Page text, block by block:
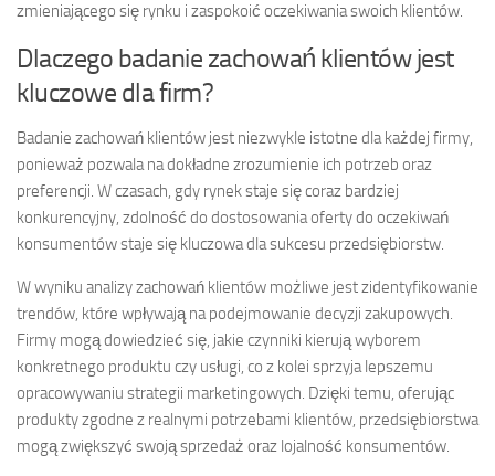
zmieniającego się rynku i zaspokoić oczekiwania swoich klientów.
Dlaczego badanie zachowań klientów jest
kluczowe dla firm?
Badanie zachowań klientów jest niezwykle istotne dla każdej firmy,
ponieważ pozwala na dokładne zrozumienie ich potrzeb oraz
preferencji. W czasach, gdy rynek staje się coraz bardziej
konkurencyjny, zdolność do dostosowania oferty do oczekiwań
konsumentów staje się kluczowa dla sukcesu przedsiębiorstw.
W wyniku analizy zachowań klientów możliwe jest zidentyfikowanie
trendów, które wpływają na podejmowanie decyzji zakupowych.
Firmy mogą dowiedzieć się, jakie czynniki kierują wyborem
konkretnego produktu czy usługi, co z kolei sprzyja lepszemu
opracowywaniu strategii marketingowych. Dzięki temu, oferując
produkty zgodne z realnymi potrzebami klientów, przedsiębiorstwa
mogą zwiększyć swoją sprzedaż oraz lojalność konsumentów.